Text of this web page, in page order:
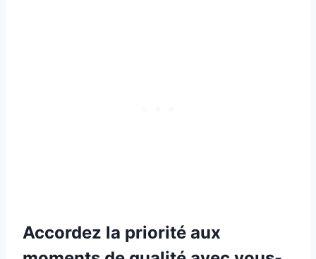
Accordez la priorité aux